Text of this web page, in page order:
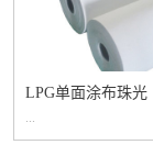
LPG单面涂布珠光
...